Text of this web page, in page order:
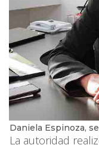
Daniela Espinoza,
La autoridad